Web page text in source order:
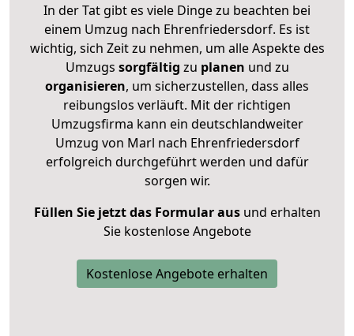
In der Tat gibt es viele Dinge zu beachten bei
einem Umzug nach Ehrenfriedersdorf. Es ist
wichtig, sich Zeit zu nehmen, um alle Aspekte des
Umzugs sorgfältig zu planen und zu
organisieren, um sicherzustellen, dass alles
reibungslos verläuft. Mit der richtigen
Umzugsfirma kann ein deutschlandweiter
Umzug von Marl nach Ehrenfriedersdorf
erfolgreich durchgeführt werden und dafür
sorgen wir.
Füllen Sie jetzt das Formular ausund erhalten
Sie kostenlose Angebote
Kostenlose Angebote erhalten